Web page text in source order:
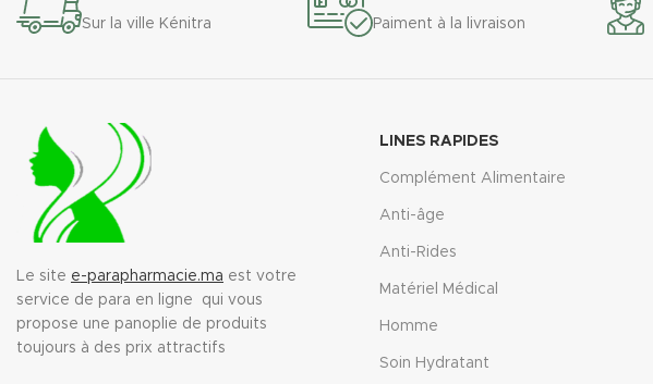
Sur la ville Kénitra Paiment à la livraison
Le site e-parapharmacie.ma est votre
service de para en ligne qui vous
propose une panoplie de produits
toujours à des prix attractifs
LINES RAPIDES
Complément Alimentaire
Anti-âge
Anti-Rides
Matériel Médical
Homme
Soin Hydratant